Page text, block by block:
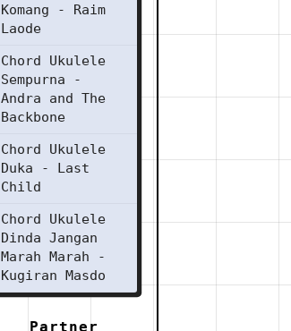
Komang - Raim
Laode
Chord Ukulele
Sempurna -
Andra and The
Backbone
Chord Ukulele
Duka - Last
Child
Chord Ukulele
Dinda Jangan
Marah Marah -
Kugiran Masdo
Partner